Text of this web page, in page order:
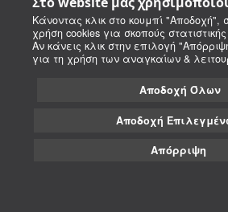
Κάνοντας κλικ στο κουμπί "Αποδοχή",
χρήση cookies για σκοπούς
Αν κάνεις κλικ στην επιλογή
για τη χρήση των αναγκαίων &
Αποδοχή Όλων
Αποδοχή
Απόρριψη